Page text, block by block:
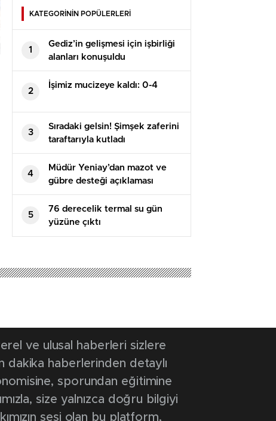
KATEGORİNİN POPÜLERLERİ
1
Gediz’in gelişmesi için işbirliği
alanları konuşuldu
2
İşimiz mucizeye kaldı: 0-4
3
Sıradaki gelsin! Şimşek zaferini
taraftarıyla kutladı
4
Müdür Yeniay’dan mazot ve
gübre desteği açıklaması
5
76 derecelik termal su gün
yüzüne çıktı